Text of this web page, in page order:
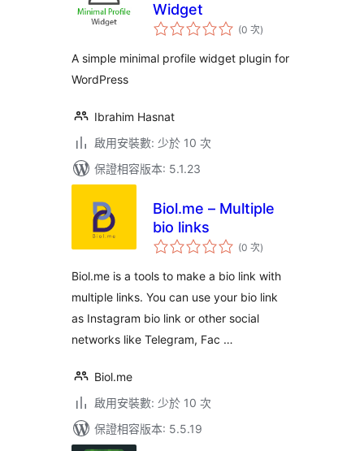
Widget
(0 次評
分
數
)
A simple minimal profile widget plugin for
WordPress
Ibrahim Hasnat
啟用安裝數: 少於 10 次
保證相容版本: 5.1.23
Biol.me – Multiple
bio links
(0 次評
分
數
)
Biol.me is a tools to make a bio link with
multiple links. You can use your bio link
as Instagram bio link or other social
networks like Telegram, Fac …
Biol.me
啟用安裝數: 少於 10 次
保證相容版本: 5.5.19